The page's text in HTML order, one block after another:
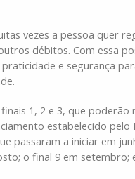
vezes a pessoa quer
débitos. Com essa
e segurança
1, 2 e 3, que
estabelecido
passaram a iniciar em
o final 9 em